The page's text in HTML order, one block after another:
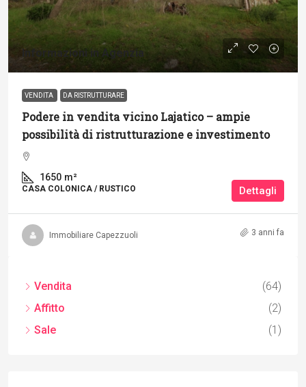
Informazioni in Agenzia
VENDITA DA RISTRUTTURARE
Podere in vendita vicino Lajatico – ampie
possibilità di ristrutturazione e investimento
1650 m²
CASA COLONICA / RUSTICO Dettagli
Immobiliare Capezzuoli 3 anni fa
Vendita
(64)
Affitto
(2)
Sale
(1)